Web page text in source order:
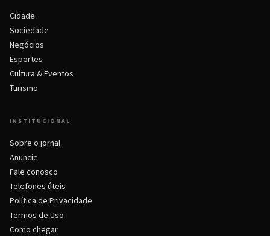
Cidade
Sociedade
Negócios
Esportes
Cultura & Eventos
Turismo
INSTITUCIONAL
Sobre o jornal
Anuncie
Fale conosco
Telefones úteis
Política de Privacidade
Termos de Uso
Como chegar